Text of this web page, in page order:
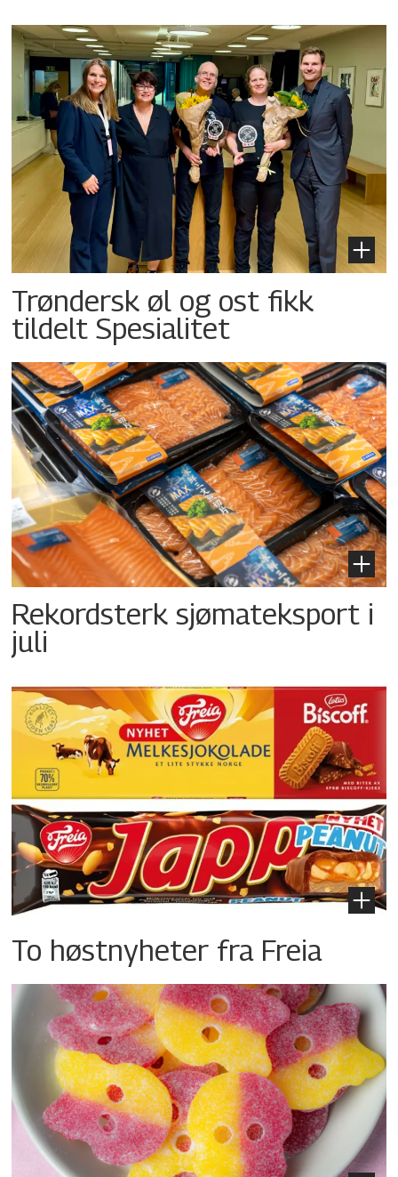
Trøndersk øl og ost fikk
tildelt Spesialitet
Rekordsterk sjømateksport i
juli
To høstnyheter fra Freia